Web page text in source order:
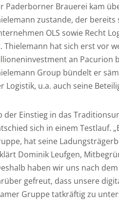
Paderborner Brauerei kam
zustande, der bereits
OLS sowie Recht
Thielemann hat sich erst vor
an Pacurion
Group bündelt er
Logistik, u.a. auch seine
der Einstieg in das
sich in einem Testlauf.
hat seine
Dominik Leufgen,
haben wir uns nach
gefreut, dass unsere
Gruppe tatkräftig zu